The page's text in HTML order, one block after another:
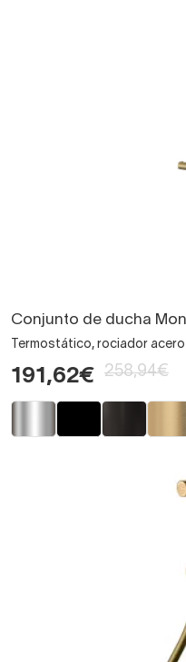
Conjunto de ducha
Termostático, rociador
191,62€ 258,94€